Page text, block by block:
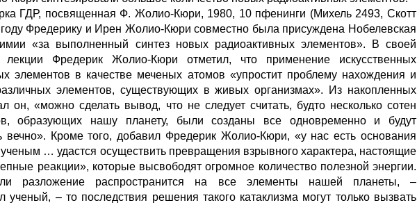
ГДР, посвященная Ф. Жолио-Кюри, 1980, 10 пфенинги (Михель 2493, Скотт
Фредерику и Ирен Жолио-Кюри совместно была присуждена Нобелевская
«за выполненный синтез новых радиоактивных элементов». В своей
лекции Фредерик Жолио-Кюри отметил, что применение искусственных
элементов в качестве меченых атомов «упростит проблему нахождения и
элементов, существующих в живых организмах». Из накопленных
он, «можно сделать вывод, что не следует считать, будто несколько сотен
образующих нашу планету, были созданы все одновременно и будут
вечно». Кроме того, добавил Фредерик Жолио-Кюри, «у нас есть основания
ученым … удастся осуществить превращения взрывного характера, настоящие
реакции», которые высвободят огромное количество полезной энергии.
разложение распространится на все элементы нашей планеты, –
ученый, – то последствия решения такого катаклизма могут только вызвать